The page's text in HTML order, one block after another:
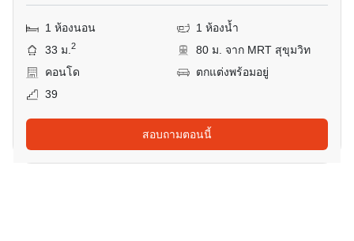
1 ห้องนอน
1 ห้องน้ำ
33 ม.2
80 ม. จาก MRT สุขุมวิท
คอนโด
ตกแต่งพร้อมอยู่
39
สอบถามตอนนี้